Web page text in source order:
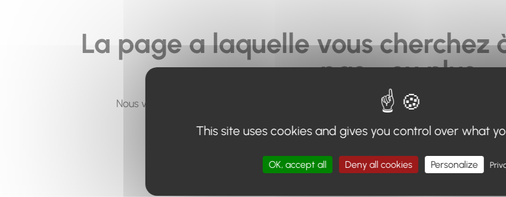
La page a laquelle vous cherchez
pas... ou plus.
Nous vous invitons à utiliser le moteur de recherche en haut de page, ou à utiliser le
Retour à l'accueil
This site uses cookies and gives you control over what
OK, accept all Deny all cookies Personalize